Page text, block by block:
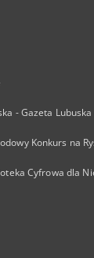
- Gazeta Lubuska
Konkurs na
Cyfrowa dla